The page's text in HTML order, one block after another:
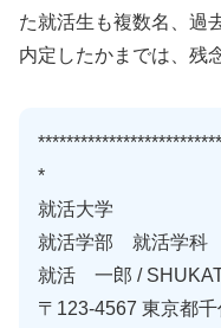
た就活生も複数名、過
内定したかまでは、残
*
就活大学
就活学部 就活学科
就活 一郎 /
〒123-4567 東京都